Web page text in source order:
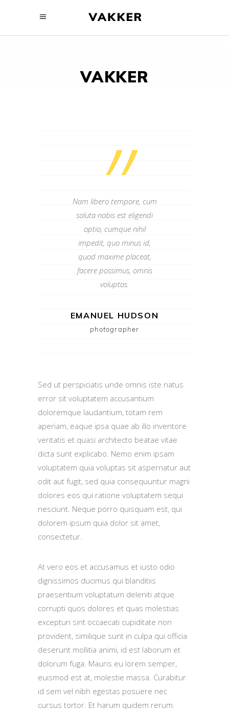
VAKKER
”
Nam libero tempore, cum
soluta nobis est eligendi
optio, cumque nihil
impedit, quo minus id,
quod maxime placeat,
facere possimus, omnis
voluptas.
EMANUEL HUDSON
photographer
Sed ut perspiciatis unde omnis iste natus
error sit voluptatem accusantium
doloremque laudantium, totam rem
aperiam, eaque ipsa quae ab illo inventore
veritatis et quasi architecto beatae vitae
dicta sunt explicabo. Nemo enim ipsam
voluptatem quia voluptas sit aspernatur aut
odit aut fugit, sed quia consequuntur magni
dolores eos qui ratione voluptatem sequi
nesciunt. Neque porro quisquam est, qui
dolorem ipsum quia dolor sit amet,
consectetur.
At vero eos et accusamus et iusto odio
dignissimos ducimus qui blanditiis
praesentium voluptatum deleniti atque
corrupti quos dolores et quas molestias
excepturi sint occaecati cupiditate non
provident, similique sunt in culpa qui officia
deserunt mollitia animi, id est laborum et
dolorum fuga. Mauris eu lorem semper,
euismod est at, molestie massa. Curabitur
id sem vel nibh egestas posuere nec
cursus tortor. Et harum quidem rerum.